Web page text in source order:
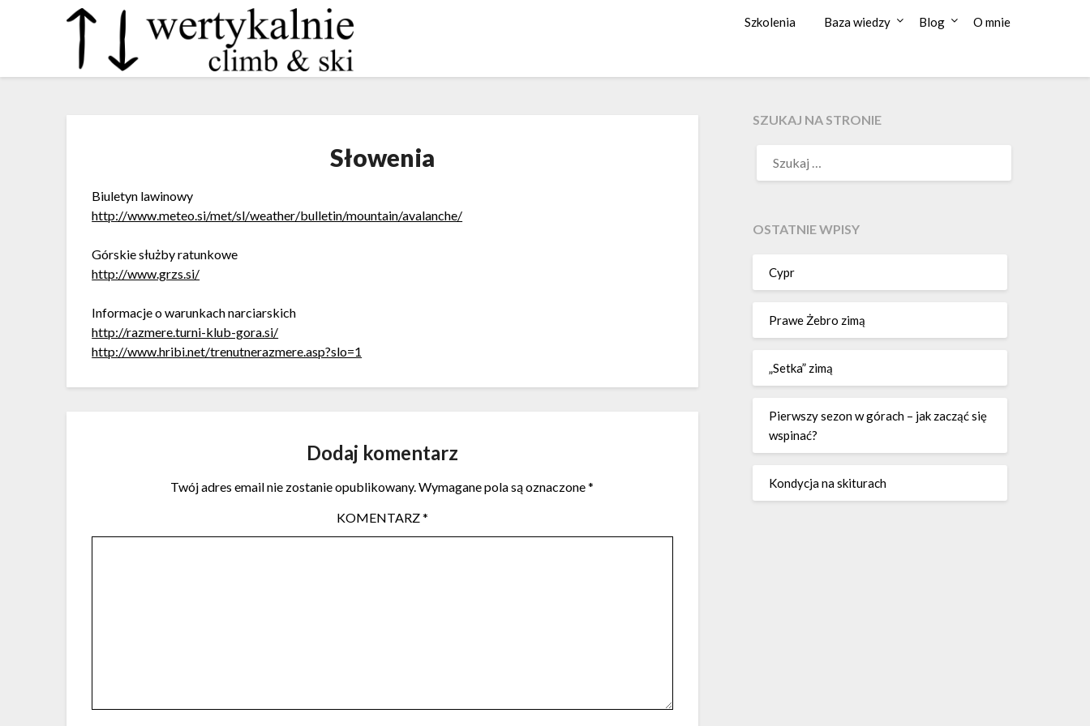
Szkolenia Baza wiedzy Blog O mnie
Słowenia
Biuletyn lawinowy
http://www.meteo.si/met/sl/weather/bulletin/mountain/avalanche/
Górskie służby ratunkowe
http://www.grzs.si/
Informacje o warunkach narciarskich
http://razmere.turni-klub-gora.si/
http://www.hribi.net/trenutnerazmere.asp?slo=1
Dodaj komentarz
Twój adres email nie zostanie opublikowany. Wymagane pola są oznaczone*
KOMENTARZ*
SZUKAJ NA STRONIE
OSTATNIE WPISY
Cypr
Prawe Żebro zimą
„Setka” zimą
Pierwszy sezon w górach – jak zacząć się
wspinać?
Kondycja na skiturach